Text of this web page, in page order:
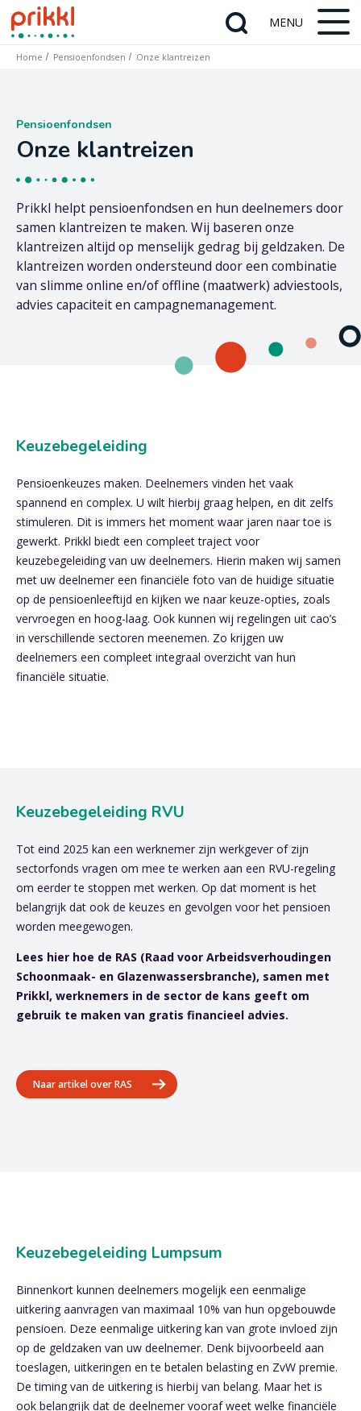
Home Pensioenfondsen Onze klantreizen
Pensioenfondsen
Onze klantreizen
Prikkl helpt pensioenfondsen en hun deelnemers door
samen klantreizen te maken. Wij baseren onze
klantreizen altijd op menselijk gedrag bij geldzaken. De
klantreizen worden ondersteund door een combinatie
van slimme online en/of offline (maatwerk) adviestools,
advies capaciteit en campagnemanagement.
Keuzebegeleiding
Pensioenkeuzes maken. Deelnemers vinden het vaak
spannend en complex. U wilt hierbij graag helpen, en dit zelfs
stimuleren. Dit is immers het moment waar jaren naar toe is
gewerkt. Prikkl biedt een compleet traject voor
keuzebegeleiding van uw deelnemers. Hierin maken wij samen
met uw deelnemer een financiële foto van de huidige situatie
op de pensioenleeftijd en kijken we naar keuze-opties, zoals
vervroegen en hoog-laag. Ook kunnen wij regelingen uit cao’s
in verschillende sectoren meenemen. Zo krijgen uw
deelnemers een compleet integraal overzicht van hun
financiële situatie.
Keuzebegeleiding RVU
Tot eind 2025 kan een werknemer zijn werkgever of zijn
sectorfonds vragen om mee te werken aan een RVU-regeling
om eerder te stoppen met werken. Op dat moment is het
belangrijk dat ook de keuzes en gevolgen voor het pensioen
worden meegewogen.
Lees hier hoe de RAS (Raad voor Arbeidsverhoudingen
Schoonmaak- en Glazenwassersbranche), samen met
Prikkl, werknemers in de sector de kans geeft om
gebruik te maken van gratis financieel advies.
Naar artikel over RAS
Keuzebegeleiding Lumpsum
Binnenkort kunnen deelnemers mogelijk een eenmalige
uitkering aanvragen van maximaal 10% van hun opgebouwde
pensioen. Deze eenmalige uitkering kan van grote invloed zijn
op de geldzaken van uw deelnemer. Denk bijvoorbeeld aan
toeslagen, uitkeringen en te betalen belasting en ZvW premie.
De timing van de uitkering is hierbij van belang. Maar het is
ook belangrijk dat de deelnemer vooraf weet welke financiële